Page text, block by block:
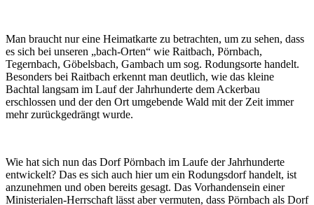
Man braucht nur eine Heimatkarte zu betrachten, um zu sehen, dass
es sich bei unseren „bach-Orten“ wie Raitbach, Pörnbach,
Tegernbach, Göbelsbach, Gambach um sog. Rodungsorte handelt.
Besonders bei Raitbach erkennt man deutlich, wie das kleine
Bachtal langsam im Lauf der Jahrhunderte dem Ackerbau
erschlossen und der den Ort umgebende Wald mit der Zeit immer
mehr zurückgedrängt wurde.
Wie hat sich nun das Dorf Pörnbach im Laufe der Jahrhunderte
entwickelt? Das es sich auch hier um ein Rodungsdorf handelt, ist
anzunehmen und oben bereits gesagt. Das Vorhandensein einer
Ministerialen-Herrschaft lässt aber vermuten, dass Pörnbach als Dorf